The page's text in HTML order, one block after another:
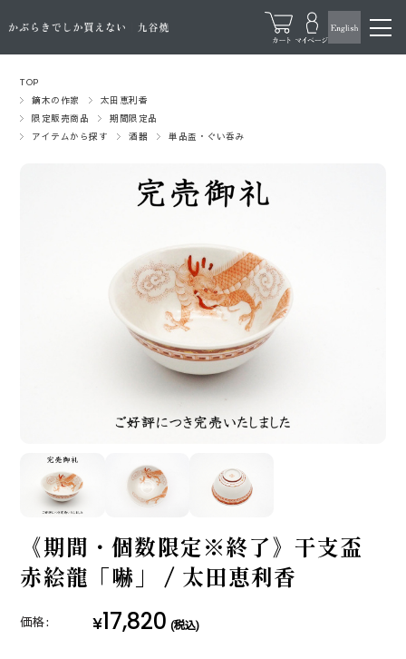
TOP
鏑木の作家
太田恵利香
限定販売商品
期間限定品
アイテムから探す
酒器 単品盃・ぐい呑み
《期間・個数限定※終了》干支盃
赤絵龍「嚇」 / 太田恵利香
価格: ¥17,820 (税込)